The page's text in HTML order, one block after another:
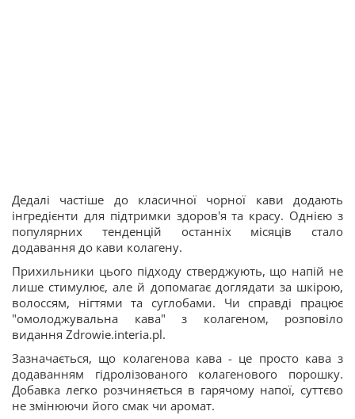
Дедалі частіше до класичної чорної кави додають
інгредієнти для підтримки здоров'я та красу. Однією з
популярних тенденцій останніх місяців стало
додавання до кави колагену.
Прихильники цього підходу стверджують, що напій не
лише стимулює, але й допомагає доглядати за шкірою,
волоссям, нігтями та суглобами. Чи справді працює
"омолоджувальна кава" з колагеном, розповіло
видання Zdrowie.interia.pl.
Зазначається, що колагенова кава - це просто кава з
додаванням гідролізованого колагенового порошку.
Добавка легко розчиняється в гарячому напої, суттєво
не змінюючи його смак чи аромат.